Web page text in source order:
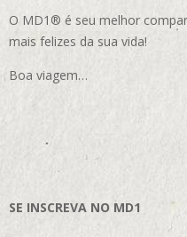
O MD1® é seu melhor
mais felizes da sua vida!
Boa viagem…
SE INSCREVA NO MD1